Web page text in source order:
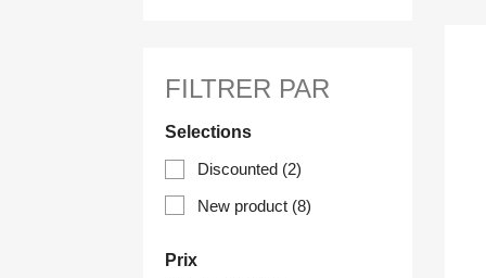
FILTRER PAR
Selections
Discounted (2)
New product (8)
Prix